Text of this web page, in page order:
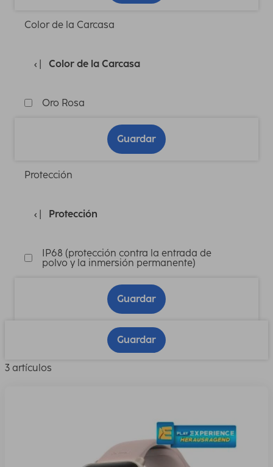
Color de la Carcasa
Color de la Carcasa
Oro Rosa
Guardar
Protección
Protección
IP68 (protección contra la entrada de
polvo y la inmersión permanente)
Guardar
Guardar
3 artículos